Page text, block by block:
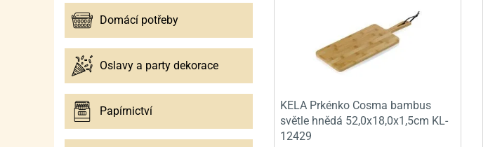
Domácí potřeby
Oslavy a party dekorace
Papírnictví
KELA Prkénko Cosma bambus
světle hnědá 52,0x18,0x1,5cm KL-
12429